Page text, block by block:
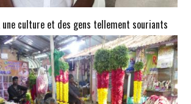
une culture et des gens tellement souriants